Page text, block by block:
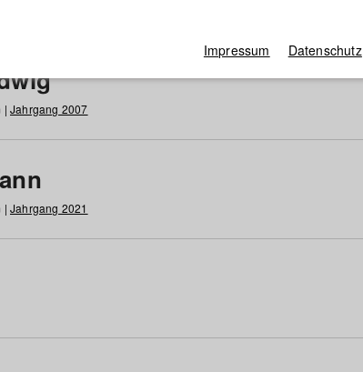
| Jahrgang 2007
| Jahrgang 2021
Impressum Datenschutz